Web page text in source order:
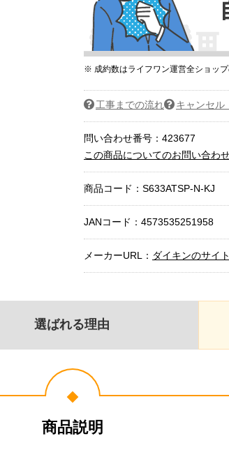
※ 成約数はライフワン運営全ショッ
工事までの流れ キャンセル
問い合わせ番号：423677
この商品についてのお問い合わ
商品コード： S633ATSP-N-KJ
JANコード：4573535251958
メーカーURL： ダイキンのサイ
選ばれる理由
商品説明